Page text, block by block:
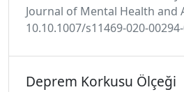
Journal of Mental Health and
10.10.1007/s11469-020-
Deprem Korkusu Ölçeği